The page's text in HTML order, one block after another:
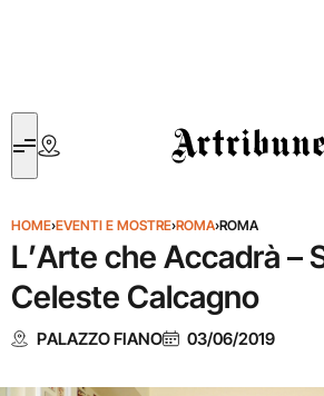
Artribune
HOME›EVENTI E MOSTRE›ROMA›ROMA
L’Arte che Accadrà –
Celeste Calcagno
PALAZZO FIANO 03/06/2019